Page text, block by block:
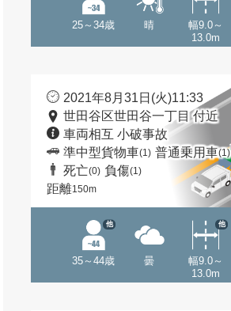
25～34歳 晴
幅9.0～
13.0m
2021年8月31日(火)11:33
世田谷区世田谷一丁目 付近
車両相互 小破事故
準中型貨物車(1) 普通乗用車(1)
死亡(0) 負傷(1)
距離150m
35～44歳
他
曇
幅9.0～
13.0m
他